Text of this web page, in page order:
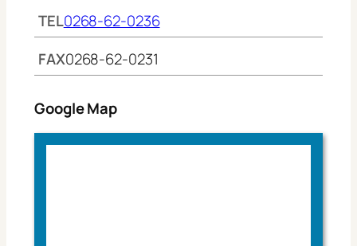
TEL0268-62-0236
FAX0268-62-0231
Google Map